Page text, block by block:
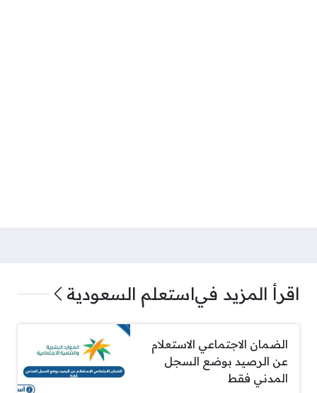
اقرأ المزيد فياستعلم السعودية
الضمان الاجتماعي الاستعلام
عن الرصيد بوضع السجل
المدني فقط